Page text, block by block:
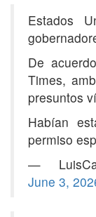
Estados
De
Times,
presuntos
Habían
permiso
—
June 3,